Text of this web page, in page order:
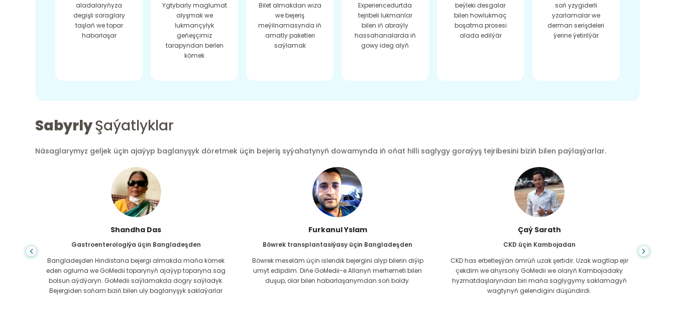
aladalaryňyza
degişli soraglary
taşlaň we topar
habarlaşar
Ygtybarly maglumat
alyşmak we
lukmançylyk
geňeşçimiz
tarapyndan berlen
kömek
Bilet almakdan wiza
we bejeriş
meýilnamasynda iň
amatly paketleri
saýlamak
Experiencedurtda
tejribeli lukmanlar
bilen iň abraýly
hassahanalarda iň
gowy ideg alyň
beýleki desgalar
bilen howlukmaç
boşatma prosesi
alada edilýär
soň yzygiderli
yzarlamalar we
derman serişdeleri
ýerine ýetirilýär
SabyrlyŞaýatlyklar
Näsaglarymyz geljek üçin ajaýyp baglanyşyk döretmek üçin bejeriş syýahatynyň dowamynda iň oňat hilli saglygy goraýyş tejribesini biziň bilen paýlaşýarlar.
Shandha Das
Gastroenterologiýa üçin Bangladeşden
Bangladeşden Hindistana bejergi almakda maňa kömek
eden ogluma we GoMedii toparynyň ajaýyp toparyna sag
bolsun aýdýaryn. GoMedii saýlamakda dogry saýladyk.
Bejergiden soňam biziň bilen uly baglanyşyk saklaýarlar
Furkanul Yslam
Böwrek transplantasiýasy üçin Bangladeşden
Böwrek meseläm üçin islendik bejergini alyp bilerin diýip
umyt edipdim. Diňe GoMedii-e Allanyň merhemeti bilen
duşup, olar bilen habarlaşanymdan soň boldy.
Çaý Sarath
CKD üçin Kambojadan
CKD has erbetleşýän ömrüň uzak şertidir. Uzak wagtlap ejir
çekdim we ahyrsoňy GoMedii we olaryň Kambojadaky
hyzmatdaşlaryndan biri maňa saglygymy saklamagyň
wagtynyň gelendigini düşündirdi.